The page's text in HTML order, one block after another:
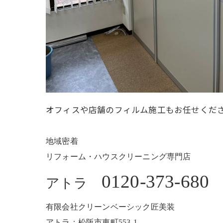
オフィスや店舗のフィルム施工もお任せくだ
地域密着
リフォーム・ハウスクリーニング専門店
アトラ 0120-373-680
有限会社クリーンベーシック匠美装